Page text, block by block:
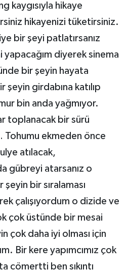
kaygısıyla hikaye
hikayenizi tüketirsiniz.
bir şeyi patlatırsanız
yapacağım diyerek sinema
bir şeyin hayata
şeyin girdabına katılıp
bin anda yağmıyor.
toplanacak bir sürü
ekmeden önce
atılacak,
gübreyi atarsanız o
şeyin bir sıralaması
çalışıyordum o dizide ve
çok üstünde bir mesai
çok daha iyi olması için
Bir kere yapımcımız çok
cömertti ben sıkıntı